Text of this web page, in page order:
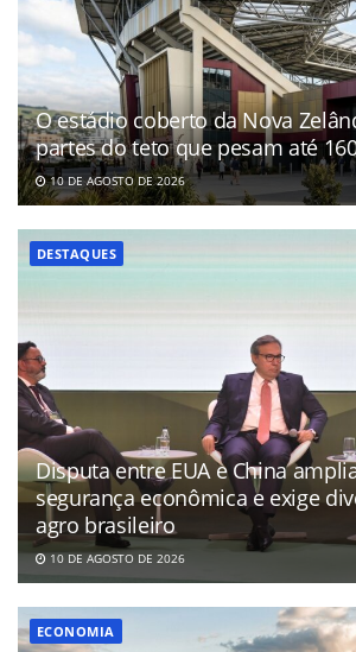
O estádio coberto da Nova
partes do teto que pesam até
10 DE AGOSTO DE 2026
DESTAQUES
Disputa entre EUA e China
segurança econômica e exige
agro brasileiro
10 DE AGOSTO DE 2026
ECONOMIA